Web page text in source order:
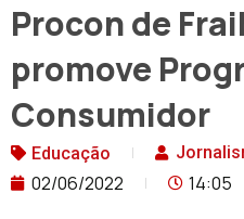
Procon de
promove
Consumidor
Educação
02/06/2022 14:05